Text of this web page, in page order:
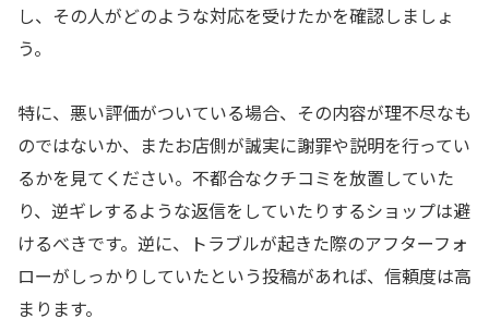
し、その人がどのような対応を受けたかを確認しましょ
う。
特に、悪い評価がついている場合、その内容が理不尽なも
のではないか、またお店側が誠実に謝罪や説明を行ってい
るかを見てください。不都合なクチコミを放置していた
り、逆ギレするような返信をしていたりするショップは避
けるべきです。逆に、トラブルが起きた際のアフターフォ
ローがしっかりしていたという投稿があれば、信頼度は高
まります。